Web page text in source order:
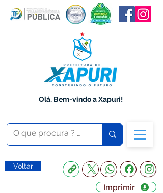
Olá, Bem-vindo a Xapuri!
Voltar
Imprimir